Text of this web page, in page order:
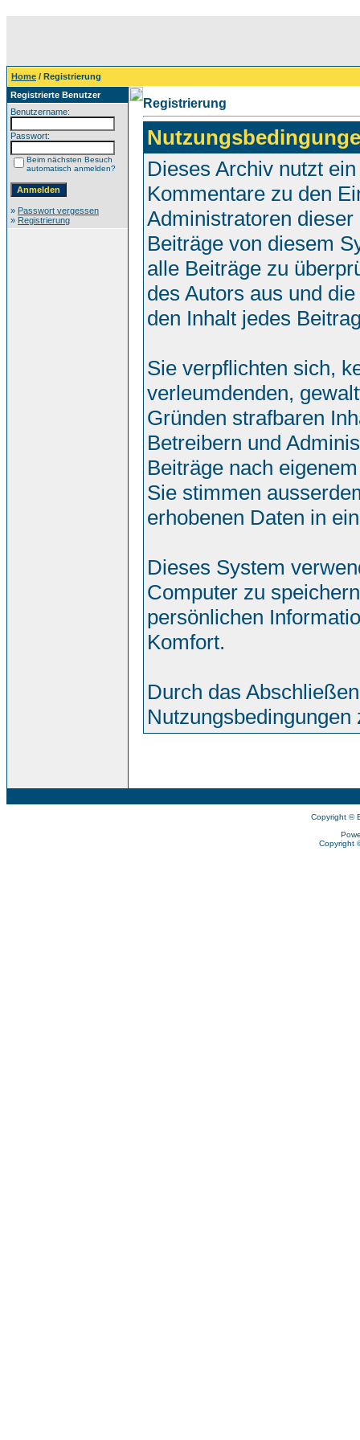
Home / Registrierung
Registrierte Benutzer
Benutzername:
Passwort:
Beim nächsten Besuch
automatisch anmelden?
» Passwort vergessen
» Registrierung
Registrierung
Dieses Archiv nutzt
Kommentare zu den
Administratoren
Beiträge von diesem
alle Beiträge zu
des Autors aus und
den Inhalt jedes
Sie verpflichten sich,
verleumdenden,
Gründen strafbaren
Betreibern und
Beiträge nach
Sie stimmen
erhobenen Daten in
Dieses System
Computer zu
persönlichen
Komfort.
Durch das
Nutzungsbedingungen
Copyright ©
Copyright